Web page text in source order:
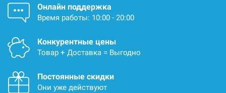
Онлайн поддержка
Время работы: 10:00 - 20:00
Конкурентные цены
Товар + Доставка = Выгодно
Постоянные скидки
Они уже действуют